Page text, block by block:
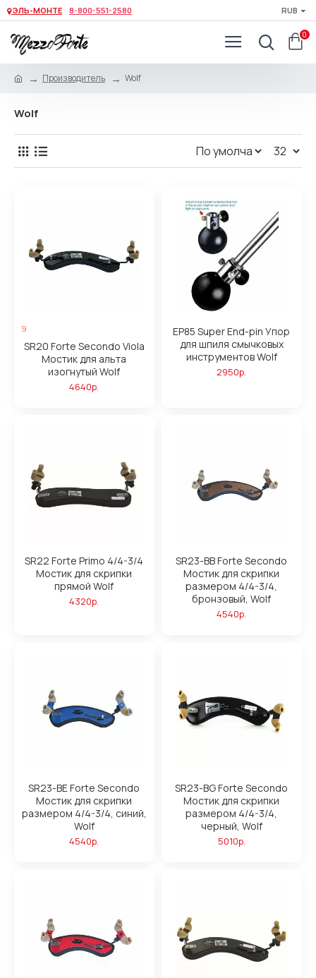
ЭЛЬ-МОНТЕ 8-800-551-2580 RUB
0
Производитель Wolf
Wolf
9
SR20 Forte Secondo Viola
Мостик для альта
изогнутый Wolf
4640р.
EP85 Super End-pin Упор
для шпиля смычковых
инструментов Wolf
2950р.
SR22 Forte Primo 4/4-3/4
Мостик для скрипки
прямой Wolf
4320р.
SR23-BB Forte Secondo
Мостик для скрипки
размером 4/4-3/4,
бронзовый, Wolf
4540р.
SR23-BE Forte Secondo
Мостик для скрипки
размером 4/4-3/4, синий,
Wolf
4540р.
SR23-BG Forte Secondo
Мостик для скрипки
размером 4/4-3/4,
черный, Wolf
5010р.